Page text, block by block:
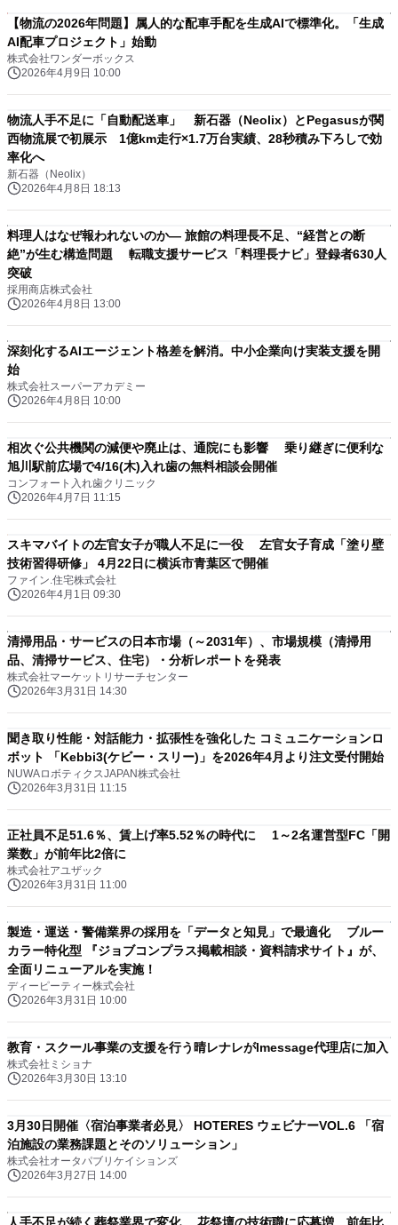
【物流の2026年問題】属人的な配車手配を生成AIで標準化。「生成
AI配車プロジェクト」始動
株式会社ワンダーボックス
2026年4月9日 10:00
物流人手不足に「自動配送車」 新石器（Neolix）とPegasusが関
西物流展で初展示 1億km走行×1.7万台実績、28秒積み下ろしで効
率化へ
新石器（Neolix）
2026年4月8日 18:13
料理人はなぜ報われないのか― 旅館の料理長不足、“経営との断
絶”が生む構造問題 転職支援サービス「料理長ナビ」登録者630人
突破
採用商店株式会社
2026年4月8日 13:00
深刻化するAIエージェント格差を解消。中小企業向け実装支援を開
始
株式会社スーパーアカデミー
2026年4月8日 10:00
相次ぐ公共機関の減便や廃止は、通院にも影響 乗り継ぎに便利な
旭川駅前広場で4/16(木)入れ歯の無料相談会開催
コンフォート入れ歯クリニック
2026年4月7日 11:15
スキマバイトの左官女子が職人不足に一役 左官女子育成「塗り壁
技術習得研修」 4月22日に横浜市青葉区で開催
ファイン.住宅株式会社
2026年4月1日 09:30
清掃用品・サービスの日本市場（～2031年）、市場規模（清掃用
品、清掃サービス、住宅）・分析レポートを発表
株式会社マーケットリサーチセンター
2026年3月31日 14:30
聞き取り性能・対話能力・拡張性を強化した コミュニケーションロ
ボット 「Kebbi3(ケビー・スリー)」を2026年4月より注文受付開始
NUWAロボティクスJAPAN株式会社
2026年3月31日 11:15
正社員不足51.6％、賃上げ率5.52％の時代に 1～2名運営型FC「開
業数」が前年比2倍に
株式会社アユザック
2026年3月31日 11:00
製造・運送・警備業界の採用を「データと知見」で最適化 ブルー
カラー特化型 『ジョブコンプラス掲載相談・資料請求サイト』が、
全面リニューアルを実施！
ディーピーティー株式会社
2026年3月31日 10:00
教育・スクール事業の支援を行う晴レナレがlmessage代理店に加入
株式会社ミショナ
2026年3月30日 13:10
3月30日開催〈宿泊事業者必見〉 HOTERES ウェビナーVOL.6 「宿
泊施設の業務課題とそのソリューション」
株式会社オータパブリケイションズ
2026年3月27日 14:00